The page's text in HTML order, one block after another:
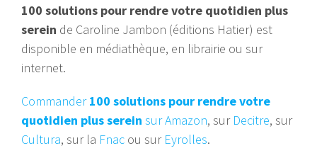
100 solutions pour rendre votre quotidien plus
serein de Caroline Jambon (éditions Hatier) est
disponible en médiathèque, en librairie ou sur
internet.
Commander100 solutions pour rendre votre
quotidien plus serein sur Amazon, sur Decitre, sur
Cultura, sur la Fnac ou sur Eyrolles.